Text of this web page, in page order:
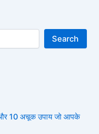
Search
और 10 अचूक उपाय जो आपके